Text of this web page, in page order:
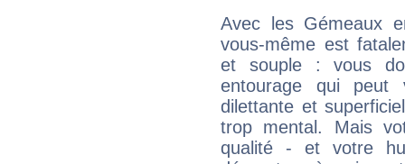
Avec les Gémeaux
vous-même est
et souple : vous
entourage qui
dilettante et
trop mental. Mais
qualité - et votre